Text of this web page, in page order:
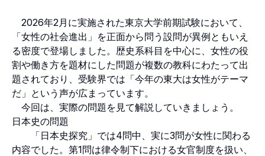
2026年2月に実施された東京大学前期試験において、
「女性の社会進出」を正面から問う設問が異例ともいえ
る密度で登場しました。歴史系科目を中心に、女性の役
割や働き方を題材にした問題が複数の教科にわたって出
題されており、受験界では「今年の東大は女性がテーマ
だ」という声が広まっています。
今回は、実際の問題を見て解説していきましょう。
日本史の問題
「日本史探究」では4問中、実に3問が女性に関わる
内容でした。第1問は律令制下における女官制度を扱い、